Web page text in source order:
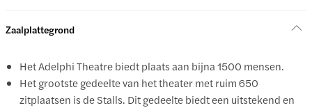
Zaalplattegrond
Het Adelphi Theatre biedt plaats aan bijna 1500 mensen.
Het grootste gedeelte van het theater met ruim 650
zitplaatsen is de Stalls. Dit gedeelte biedt een uitstekend en